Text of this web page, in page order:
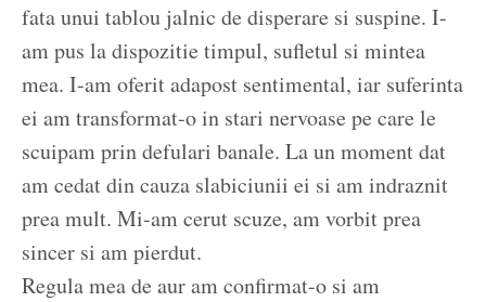
fata unui tablou jalnic de disperare si suspine. I-
am pus la dispozitie timpul, sufletul si mintea
mea. I-am oferit adapost sentimental, iar suferinta
ei am transformat-o in stari nervoase pe care le
scuipam prin defulari banale. La un moment dat
am cedat din cauza slabiciunii ei si am indraznit
prea mult. Mi-am cerut scuze, am vorbit prea
sincer si am pierdut.
Regula mea de aur am confirmat-o si am